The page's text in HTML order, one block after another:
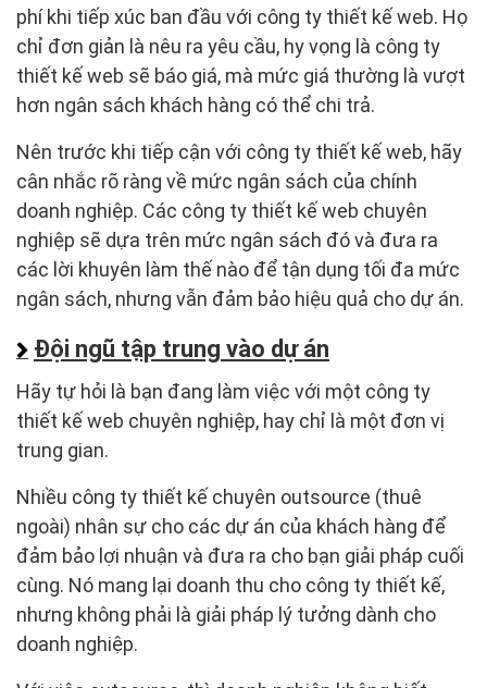
phí khi tiếp xúc ban đầu với công ty thiết kế web. Họ
chỉ đơn giản là nêu ra yêu cầu, hy vọng là công ty
thiết kế web sẽ báo giá, mà mức giá thường là vượt
hơn ngân sách khách hàng có thể chi trả.
Nên trước khi tiếp cận với công ty thiết kế web, hãy
cân nhắc rõ ràng về mức ngân sách của chính
doanh nghiệp. Các công ty thiết kế web chuyên
nghiệp sẽ dựa trên mức ngân sách đó và đưa ra
các lời khuyên làm thế nào để tận dụng tối đa mức
ngân sách, nhưng vẫn đảm bảo hiệu quả cho dự án.
Đội ngũ tập trung vào dự án
Hãy tự hỏi là bạn đang làm việc với một công ty
thiết kế web chuyên nghiệp, hay chỉ là một đơn vị
trung gian.
Nhiều công ty thiết kế chuyên outsource (thuê
ngoài) nhân sự cho các dự án của khách hàng để
đảm bảo lợi nhuận và đưa ra cho bạn giải pháp cuối
cùng. Nó mang lại doanh thu cho công ty thiết kế,
nhưng không phải là giải pháp lý tưởng dành cho
doanh nghiệp.